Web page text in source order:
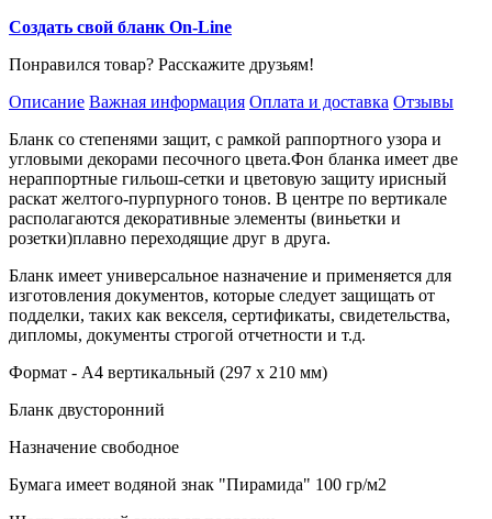
Создать свой бланк On-Line
Понравился товар? Расскажите друзьям!
Описание Важная информация Оплата и доставка Отзывы
Бланк со степенями защит, с рамкой раппортного узора и
угловыми декорами песочного цвета.Фон бланка имеет две
нераппортные гильош-сетки и цветовую защиту ирисный
раскат желтого-пурпурного тонов. В центре по вертикале
располагаются декоративные элементы (виньетки и
розетки)плавно переходящие друг в друга.
Бланк имеет универсальное назначение и применяется для
изготовления документов, которые следует защищать от
подделки, таких как векселя, сертификаты, свидетельства,
дипломы, документы строгой отчетности и т.д.
Формат - А4 вертикальный (297 х 210 мм)
Бланк двусторонний
Назначение свободное
Бумага имеет водяной знак "Пирамида" 100 гр/м2